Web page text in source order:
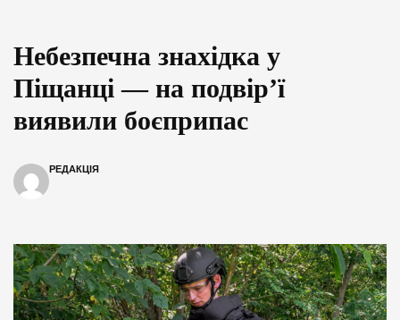
Небезпечна знахідка у
Піщанці — на подвір’ї
виявили боєприпас
РЕДАКЦІЯ